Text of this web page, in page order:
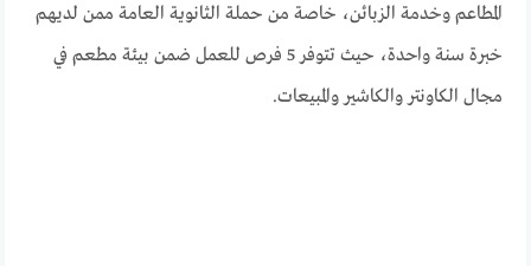
المطاعم وخدمة الزبائن، خاصة من حملة الثانوية العامة ممن لديهم
خبرة سنة واحدة، حيث تتوفر 5 فرص للعمل ضمن بيئة مطعم في
مجال الكاونتر والكاشير والمبيعات.